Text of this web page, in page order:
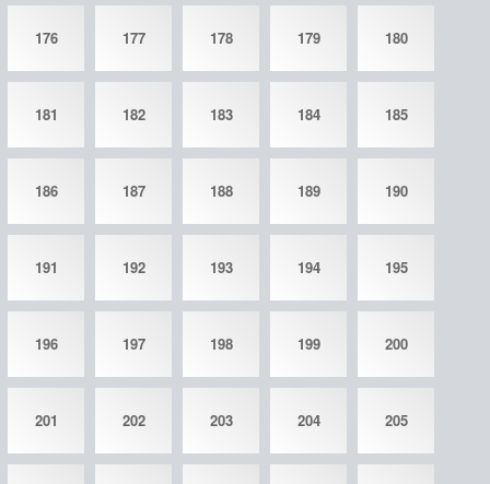
176 177 178 179 180
181 182 183 184 185
186 187 188 189 190
191 192 193 194 195
196 197 198 199 200
201 202 203 204 205